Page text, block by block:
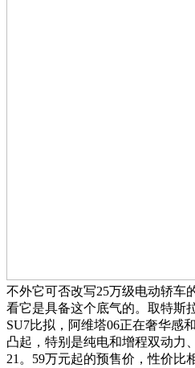
不外它可否改写25万级电动轿车
看它是具备这个底气的。取特斯
SU7比拟，阿维塔06正在奢华感
凸起，特别是纯电和增程双动力
21。59万元起的预售价，性价比